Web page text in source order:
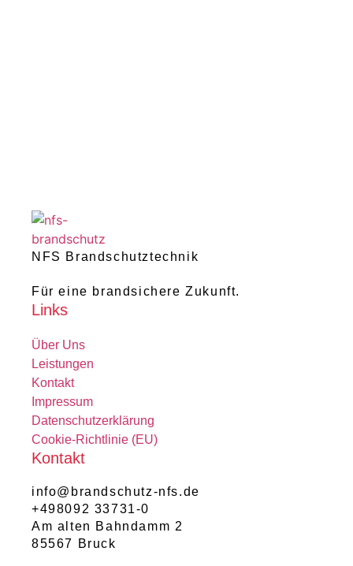
NFS Brandschutztechnik
Für eine brandsichere Zukunft.
Links
Über Uns
Leistungen
Kontakt
Impressum
Datenschutzerklärung
Cookie-Richtlinie (EU)
Kontakt
info@brandschutz-nfs.de
+498092 33731-0
Am alten Bahndamm 2
85567 Bruck